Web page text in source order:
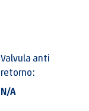
Valvula anti
retorno:
N/A